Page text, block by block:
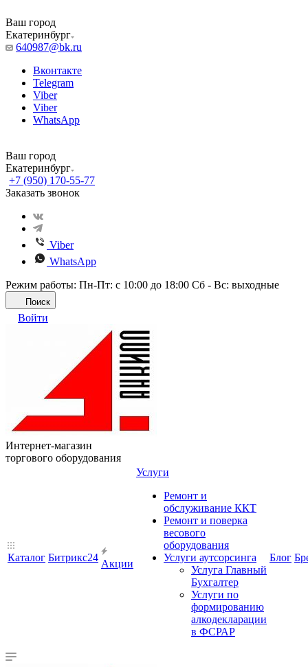
Ваш город
Екатеринбург
640987@bk.ru
Вконтакте
Telegram
Viber
Viber
WhatsApp
Ваш город
Екатеринбург
+7 (950) 170-55-77
Заказать звонок
Viber
WhatsApp
Режим работы: Пн-Пт: с 10:00 до 18:00 Сб - Вс: выходные
Поиск
Войти
Интернет-магазин
торгового оборудования
Каталог Битрикс24
Акции
Услуги
Ремонт и
обслуживание ККТ
Ремонт и поверка
весового
оборудования
Услуги аутсорсинга
Услуга Главный
Бухгалтер
Услуги по
формированию
алкодекларации
в ФСРАР
Блог